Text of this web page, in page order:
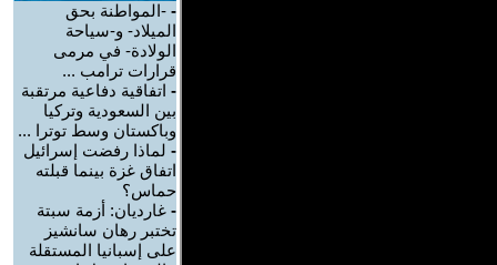
- -المواطنة بحق
الميلاد- و-سياحة
الولادة- في مرمى
قرارات ترامب ...
- اتفاقية دفاعية مرتقبة
بين السعودية وتركيا
وباكستان وسط توترا ...
- لماذا رفضت إسرائيل
اتفاق غزة بينما قبلته
حماس؟
- غارديان: أزمة سبتة
تختبر رهان سانشيز
على إسبانيا المستقلة